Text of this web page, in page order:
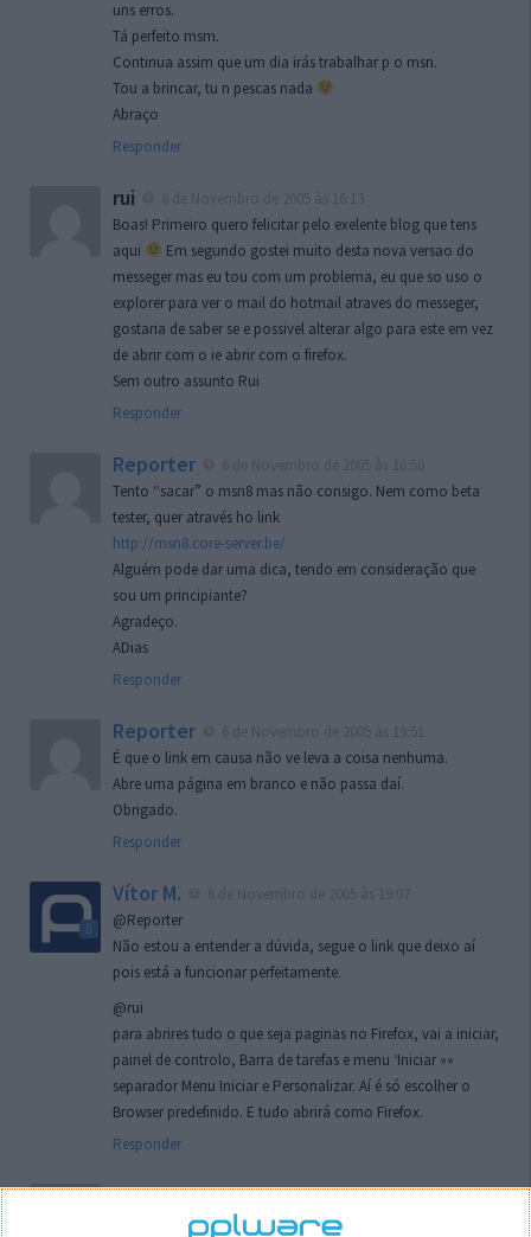
uns erros.
Tá perfeito msm.
Continua assim que um dia irás trabalhar p o msn.
Tou a brincar, tu n pescas nada
Abraço
Responder
rui
Boas! Primeiro quero felicitar pelo exelente blog que tens
aqui
Em segundo gostei muito desta nova versao do
messeger mas eu tou com um problema, eu que so uso o
explorer para ver o mail do hotmail atraves do messeger,
gostaria de saber se e possivel alterar algo para este em vez
de abrir com o ie abrir com o firefox.
Sem outro assunto Rui
Responder
Reporter
Tento “sacar” o msn8 mas não consigo. Nem como beta
tester, quer através ho link
http://msn8.core-server.be/
Alguém pode dar uma dica, tendo em consideração que
sou um principiante?
Agradeço.
ADias
Responder
Reporter
É que o link em causa não ve leva a coisa nenhuma.
Abre uma página em branco e não passa daí.
Obrigado.
Responder
Vítor M.
@Reporter
Não estou a entender a dúvida, segue o link que deixo aí
pois está a funcionar perfeitamente.
@rui
para abrires tudo o que seja paginas no Firefox, vai a iniciar,
painel de controlo, Barra de tarefas e menu ‘Iniciar »»
separador Menu Iniciar e Personalizar. Aí é só escolher o
Browser predefinido. E tudo abrirá como Firefox.
Responder
rui
7 de Novembro de 2005 às 02:26
Boas outra vez. Desculpa tar te a chatear mas na